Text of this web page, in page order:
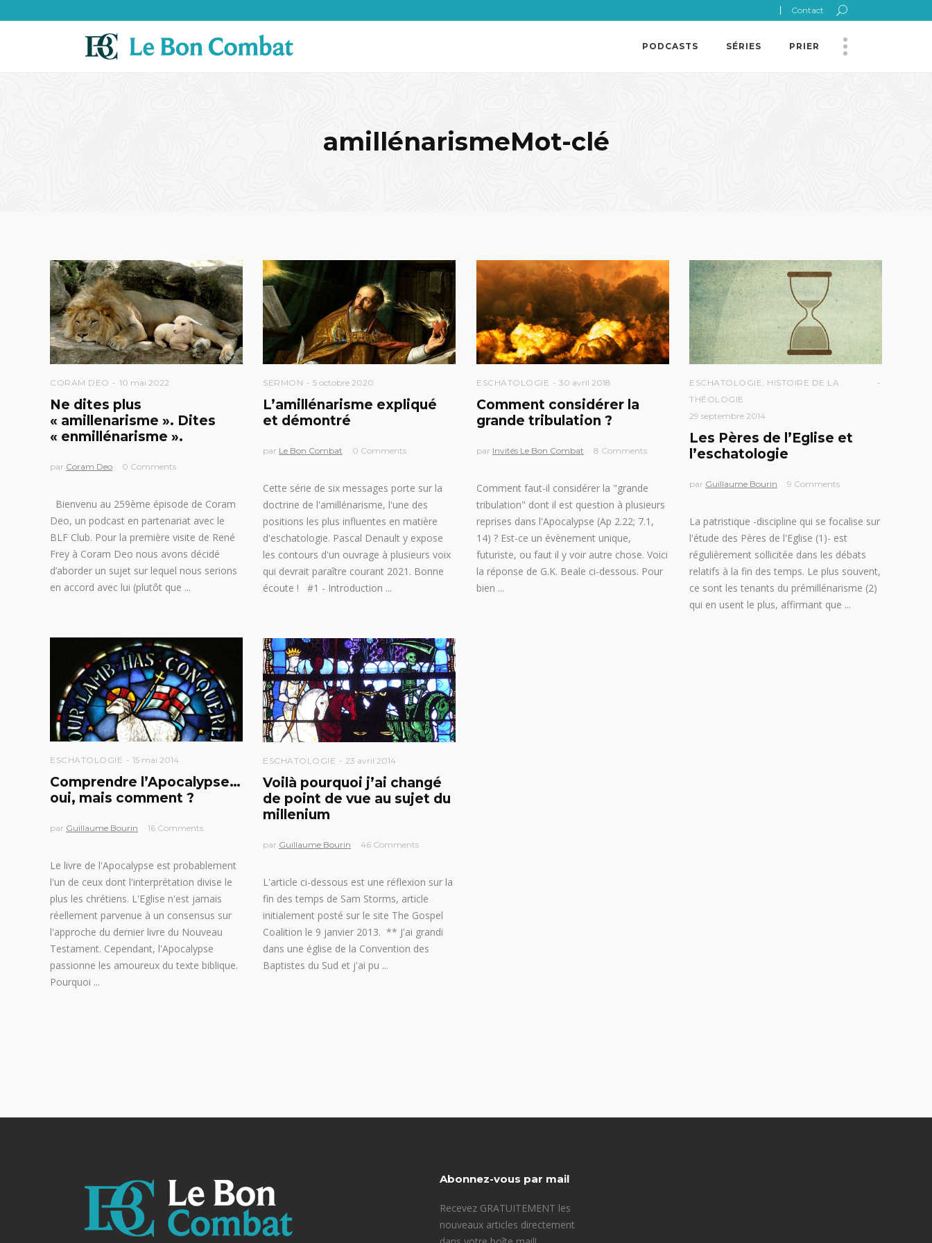
Contact
PODCASTS SÉRIES PRIER
amillénarismeMot-clé
CORAM DEO 10 mai 2022
Ne dites plus
« amillenarisme ». Dites
« enmillénarisme ».
par Coram Deo 0 Comments
Bienvenu au 259ème épisode de Coram
Deo, un podcast en partenariat avec le
BLF Club. Pour la première visite de René
Frey à Coram Deo nous avons décidé
d’aborder un sujet sur lequel nous serions
en accord avec lui (plutôt que
SERMON 5 octobre 2020
L’amillénarisme expliqué
et démontré
par Le Bon Combat 0 Comments
Cette série de six messages porte sur la
doctrine de l'amillénarisme, l'une des
positions les plus influentes en matière
d'eschatologie. Pascal Denault y expose
les contours d'un ouvrage à plusieurs voix
qui devrait paraître courant 2021. Bonne
écoute ! #1 - Introduction
ESCHATOLOGIE 30 avril 2018
Comment considérer la
grande tribulation ?
par Invités Le Bon Combat 8 Comments
Comment faut-il considérer la "grande
tribulation" dont il est question à plusieurs
reprises dans l'Apocalypse (Ap 2.22; 7.1,
14) ? Est-ce un évènement unique,
futuriste, ou faut il y voir autre chose. Voici
la réponse de G.K. Beale ci-dessous. Pour
bien
ESCHATOLOGIE, HISTOIRE DE LA
THÉOLOGIE
29 septembre 2014
Les Pères de l’Eglise et
l’eschatologie
par Guillaume Bourin 9 Comments
La patristique -discipline qui se focalise sur
l'étude des Pères de l'Eglise (1)- est
régulièrement sollicitée dans les débats
relatifs à la fin des temps. Le plus souvent,
ce sont les tenants du prémillénarisme (2)
qui en usent le plus, affirmant que
ESCHATOLOGIE 15 mai 2014
Comprendre l’Apocalypse…
oui, mais comment ?
par Guillaume Bourin 16 Comments
Le livre de l'Apocalypse est probablement
l'un de ceux dont l'interprétation divise le
plus les chrétiens. L'Eglise n'est jamais
réellement parvenue à un consensus sur
l'approche du dernier livre du Nouveau
Testament. Cependant, l'Apocalypse
passionne les amoureux du texte biblique.
Pourquoi
ESCHATOLOGIE 23 avril 2014
Voilà pourquoi j’ai changé
de point de vue au sujet du
millenium
par Guillaume Bourin 46 Comments
L'article ci-dessous est une réflexion sur la
fin des temps de Sam Storms, article
initialement posté sur le site The Gospel
Coalition le 9 janvier 2013. ** J'ai grandi
dans une église de la Convention des
Baptistes du Sud et j'ai pu
Abonnez-vous par mail
Recevez GRATUITEMENT les
nouveaux articles directement